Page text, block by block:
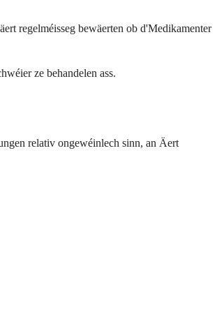
regelméisseg bewäerten ob d'Medikamenter
ze behandelen ass.
relativ ongewéinlech sinn, an Äert